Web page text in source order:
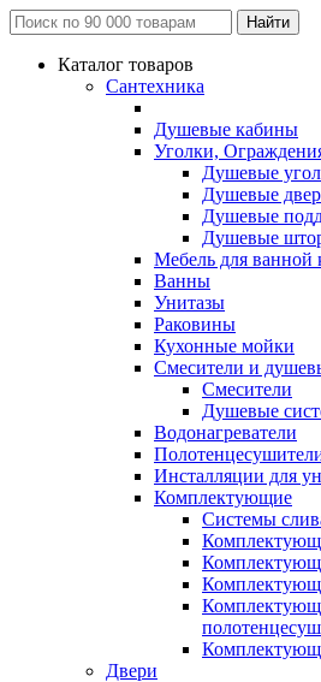
Каталог товаров
Сантехника
Душевые кабины
Уголки,
Душевые
Душевые
Душевые
Душевые
Мебель для ванной
Ванны
Унитазы
Раковины
Кухонные мойки
Смесители и
Смесители
Душевые
Водонагреватели
Инсталляции для
Комплектующие
Системы
Двери